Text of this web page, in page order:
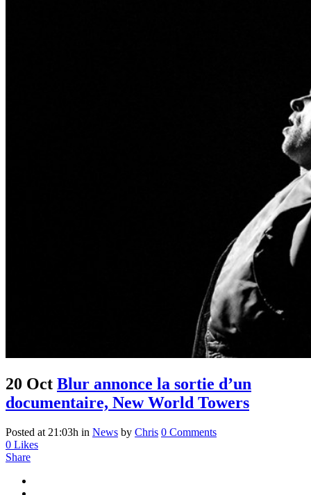
20 Oct Blur annonce la sortie d’un
documentaire, New World Towers
Posted at 21:03h in News by Chris 0 Comments
0 Likes
Share